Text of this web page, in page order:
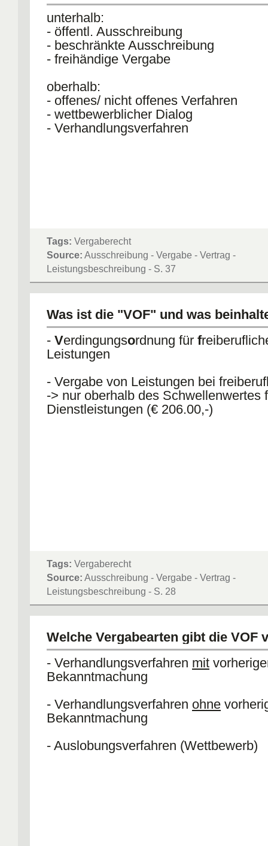
unterhalb:
- öffentl. Ausschreibung
- beschränkte Ausschreibung
- freihändige Vergabe
oberhalb:
- offenes/ nicht offenes Verfahren
- wettbewerblicher Dialog
- Verhandlungsverfahren
Tags: Vergaberecht
Source: Ausschreibung - Vergabe - Vertrag -
Leistungsbeschreibung - S. 37
Was ist die "VOF" und was
- Verdingungsordnung für f
Leistungen
- Vergabe von Leistungen bei
-> nur oberhalb des Schwellenwertes
Dienstleistungen (€ 206.00,-)
Tags: Vergaberecht
Source: Ausschreibung - Vergabe - Vertrag -
Leistungsbeschreibung - S. 28
Welche Vergabearten gibt die VOF
- Verhandlungsverfahren mit
Bekanntmachung
- Verhandlungsverfahren ohne
Bekanntmachung
- Auslobungsverfahren (Wettbewerb)